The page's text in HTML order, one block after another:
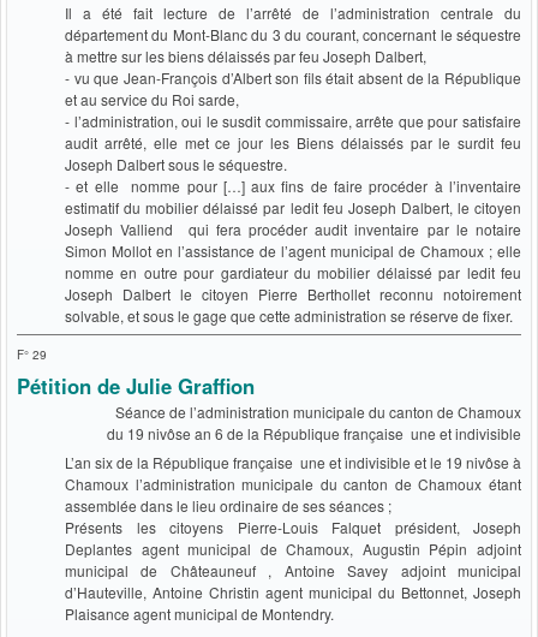
Il a été fait lecture de l’arrêté de l’administration centrale du
département du Mont-Blanc du 3 du courant, concernant le séquestre
à mettre sur les biens délaissés par feu Joseph Dalbert,
- vu que Jean-François d’Albert son fils était absent de la République
et au service du Roi sarde,
- l’administration, oui le susdit commissaire, arrête que pour satisfaire
audit arrêté, elle met ce jour les Biens délaissés par le surdit feu
Joseph Dalbert sous le séquestre.
- et elle nomme pour […] aux fins de faire procéder à l’inventaire
estimatif du mobilier délaissé par ledit feu Joseph Dalbert, le citoyen
Joseph Valliend qui fera procéder audit inventaire par le notaire
Simon Mollot en l’assistance de l’agent municipal de Chamoux ; elle
nomme en outre pour gardiateur du mobilier délaissé par ledit feu
Joseph Dalbert le citoyen Pierre Berthollet reconnu notoirement
solvable, et sous le gage que cette administration se réserve de fixer.
F° 29
Pétition de Julie Graffion
Séance de l’administration municipale du canton de Chamoux
du 19 nivôse an 6 de la République française une et indivisible
L’an six de la République française une et indivisible et le 19 nivôse à
Chamoux l’administration municipale du canton de Chamoux étant
assemblée dans le lieu ordinaire de ses séances ;
Présents les citoyens Pierre-Louis Falquet président, Joseph
Deplantes agent municipal de Chamoux, Augustin Pépin adjoint
municipal de Châteauneuf , Antoine Savey adjoint municipal
d’Hauteville, Antoine Christin agent municipal du Bettonnet, Joseph
Plaisance agent municipal de Montendry.